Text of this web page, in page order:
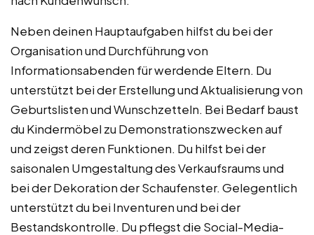
Neben deinen Hauptaufgaben hilfst du bei der
Organisation und Durchführung von
Informationsabenden für werdende Eltern. Du
unterstützt bei der Erstellung und Aktualisierung von
Geburtslisten und Wunschzetteln. Bei Bedarf baust
du Kindermöbel zu Demonstrationszwecken auf
und zeigst deren Funktionen. Du hilfst bei der
saisonalen Umgestaltung des Verkaufsraums und
bei der Dekoration der Schaufenster. Gelegentlich
unterstützt du bei Inventuren und bei der
Bestandskontrolle. Du pflegst die Social-Media-